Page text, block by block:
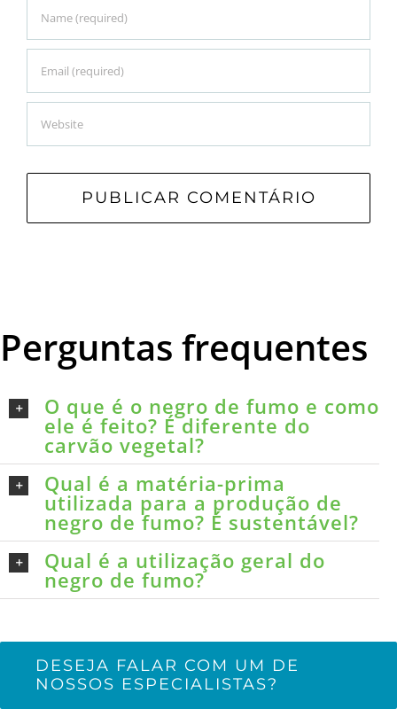
Perguntas frequentes
O que é o negro de fumo e como
ele é feito? É diferente do
carvão vegetal?
Qual é a matéria-prima
utilizada para a produção de
negro de fumo? É sustentável?
Qual é a utilização geral do
negro de fumo?
DESEJA FALAR COM UM DE
NOSSOS ESPECIALISTAS?